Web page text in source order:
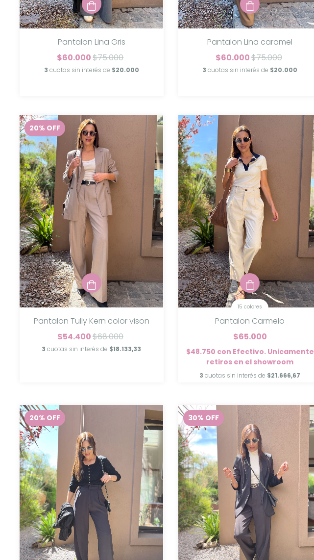
Pantalon Lina Gris
$60.000$75.000
3 cuotas sin interés de $20.000
Pantalon Lina caramel
$60.000$75.000
3 cuotas sin interés de $20.000
20% OFF
Pantalon Tully Kern color vison
$54.400$68.000
3 cuotas sin interés de $18.133,33
15 colores
Pantalon Carmelo
$65.000
$48.750 con Efectivo. Unicamente
retiros en el showroom
3 cuotas sin interés de $21.666,67
20% OFF 30% OFF